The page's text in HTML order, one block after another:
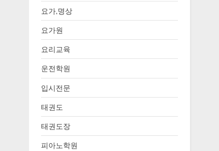
요가,명상
요가원
요리교육
운전학원
입시전문
태권도
태권도장
피아노학원